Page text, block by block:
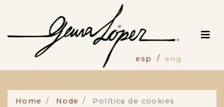
content
esp eng
Home Node Política de cookies